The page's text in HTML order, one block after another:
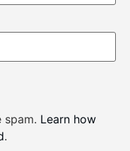
spam. Learn how
.